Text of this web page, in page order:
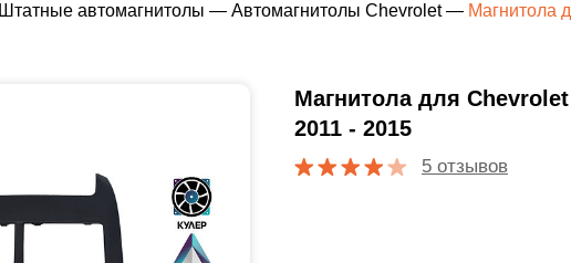
Штатные автомагнитолы — Автомагнитолы Chevrolet— Магнитола
Магнитола для
2011 - 2015
5 отзывов